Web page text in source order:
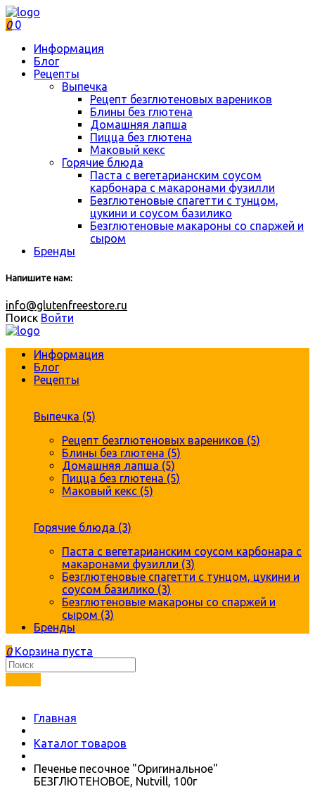
0 0
Информация
Блог
Рецепты
Выпечка
Рецепт безглютеновых вареников
Блины без глютена
Домашняя лапша
Пицца без глютена
Маковый кекс
Горячие блюда
Паста с вегетарианским соусом
карбонара с макаронами фузилли
Безглютеновые спагетти с тунцом,
цукини и соусом базилико
Безглютеновые макароны со спаржей и
сыром
Бренды
Напишите нам:
info@glutenfreestore.ru
Поиск Войти
Информация
Блог
Рецепты
Выпечка (5)
Рецепт безглютеновых вареников (5)
Блины без глютена (5)
Домашняя лапша (5)
Пицца без глютена (5)
Маковый кекс (5)
Горячие блюда (3)
Паста с вегетарианским соусом карбонара с
макаронами фузилли (3)
Безглютеновые спагетти с тунцом, цукини и
соусом базилико (3)
Безглютеновые макароны со спаржей и
сыром (3)
Бренды
0 Корзина пуста
Главная
Каталог товаров
Печенье песочное "Оригинальное"
БЕЗГЛЮТЕНОВОЕ, Nutvill, 100г